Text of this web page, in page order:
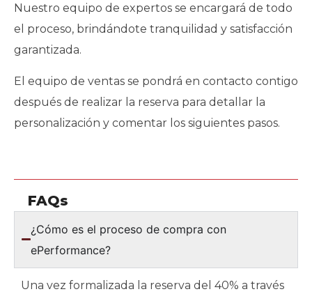
Nuestro equipo de expertos se encargará de todo
el proceso, brindándote tranquilidad y satisfacción
garantizada.
El equipo de ventas se pondrá en contacto contigo
después de realizar la reserva para detallar la
personalización y comentar los siguientes pasos.
FAQs
¿Cómo es el proceso de compra con
ePerformance?
Una vez formalizada la reserva del 40% a través